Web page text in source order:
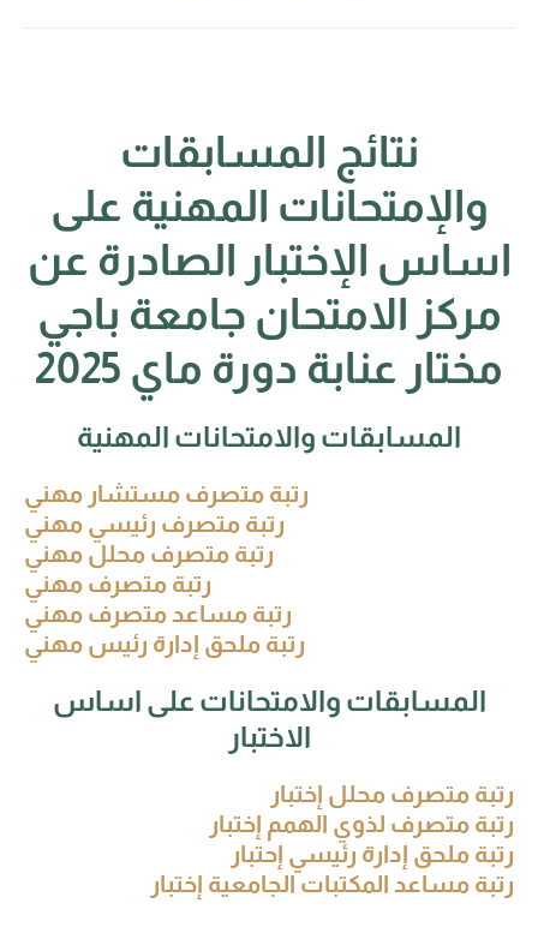
نتائج المسابقات
والإمتحانات المهنية على
اساس الإختبار الصادرة عن
مركز الامتحان جامعة باجي
مختار عنابة دورة ماي 2025
المسابقات والامتحانات المهنية
رتبة متصرف مستشار مهني
رتبة متصرف رئيسي مهني
رتبة متصرف محلل مهني
رتبة متصرف مهني
رتبة مساعد متصرف مهني
رتبة ملحق إدارة رئيس مهني
المسابقات والامتحانات على اساس
الاختبار
رتبة متصرف محلل إختبار
رتبة متصرف لذوي الهمم إختبار
رتبة ملحق إدارة رئيسي إحتبار
رتبة مساعد المكتبات الجامعية إختبار